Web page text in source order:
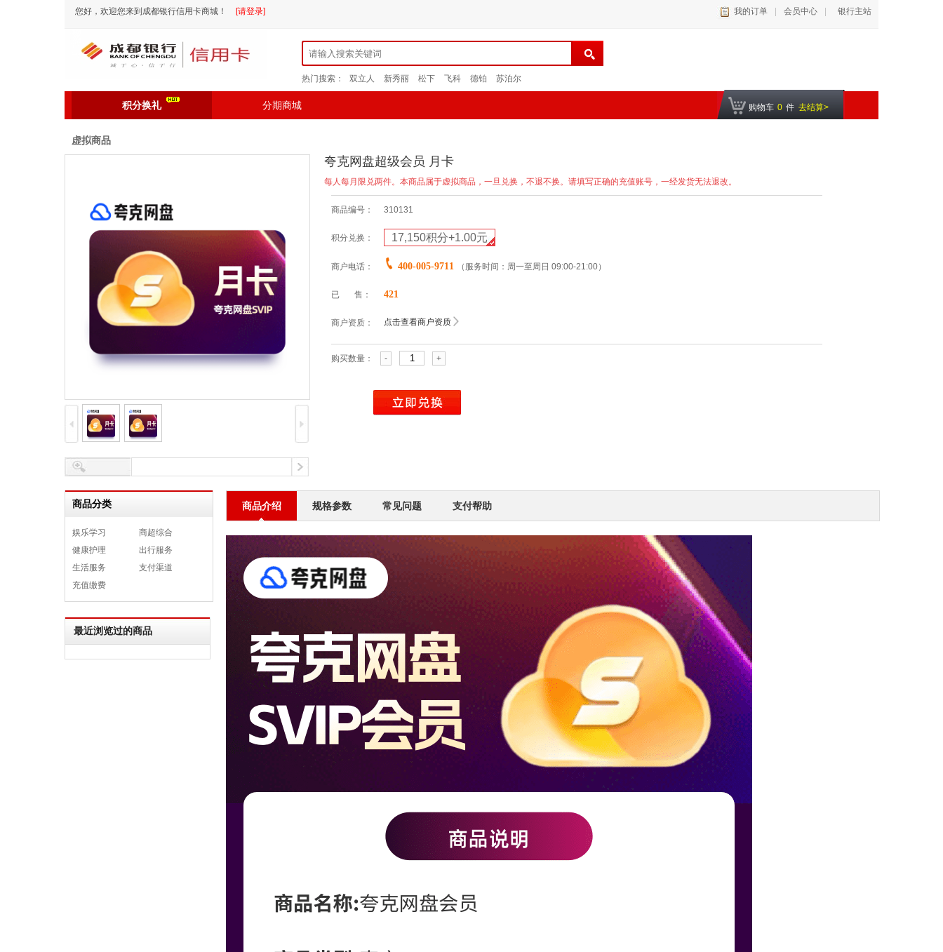
您好，欢迎您来到成都银行信用卡商城！ [请登录] 我的订单 会员中心 银行主站
热门搜索： 双立人 新秀丽 松下 飞科 德铂 苏泊尔
积分换礼 分期商城 购物车 0 件 去结算>
虚拟商品
夸克网盘超级会员 月卡
每人每月限兑两件。本商品属于虚拟商品，一旦兑换，不退不换。请填写正确的充值账号，一经发货无法退改。
商品编号： 310131
积分兑换： 17,150积分+1.00元
商户电话： 400-005-9711 （服务时间：周一至周日 09:00-21:00）
已 售： 421
商户资质： 点击查看商户资质
购买数量： - +
商品分类
娱乐学习
商超综合
健康护理
出行服务
生活服务
支付渠道
充值缴费
最近浏览过的商品
商品介绍 规格参数 常见问题 支付帮助